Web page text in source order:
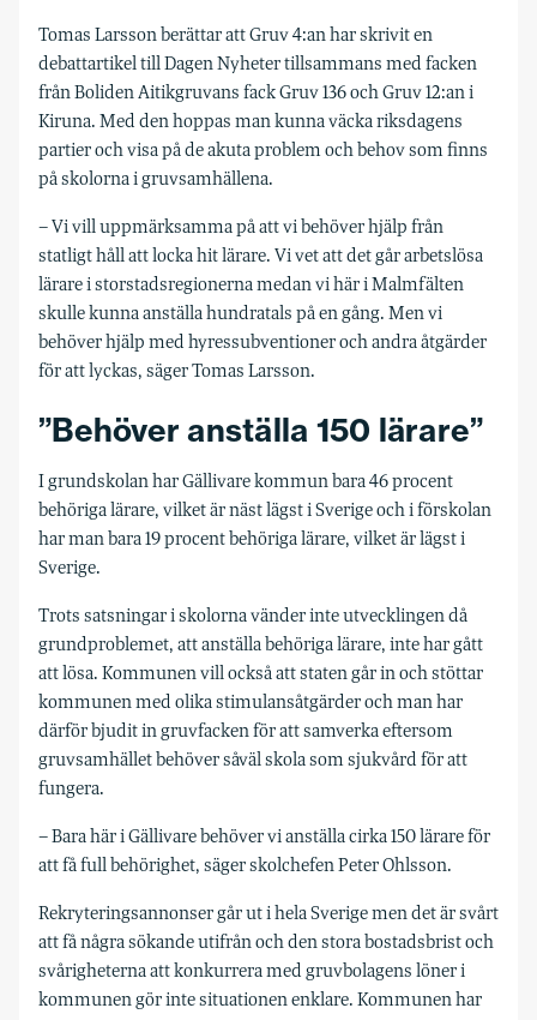
Tomas Larsson berättar att Gruv 4:an har skrivit en
debattartikel till Dagen Nyheter tillsammans med facken
från Boliden Aitikgruvans fack Gruv 136 och Gruv 12:an i
Kiruna. Med den hoppas man kunna väcka riksdagens
partier och visa på de akuta problem och behov som finns
på skolorna i gruvsamhällena.
– Vi vill uppmärksamma på att vi behöver hjälp från
statligt håll att locka hit lärare. Vi vet att det går arbetslösa
lärare i storstadsregionerna medan vi här i Malmfälten
skulle kunna anställa hundratals på en gång. Men vi
behöver hjälp med hyressubventioner och andra åtgärder
för att lyckas, säger Tomas Larsson.
”Behöver anställa 150 lärare”
I grundskolan har Gällivare kommun bara 46 procent
behöriga lärare, vilket är näst lägst i Sverige och i förskolan
har man bara 19 procent behöriga lärare, vilket är lägst i
Sverige.
Trots satsningar i skolorna vänder inte utvecklingen då
grundproblemet, att anställa behöriga lärare, inte har gått
att lösa. Kommunen vill också att staten går in och stöttar
kommunen med olika stimulansåtgärder och man har
därför bjudit in gruvfacken för att samverka eftersom
gruvsamhället behöver såväl skola som sjukvård för att
fungera.
– Bara här i Gällivare behöver vi anställa cirka 150 lärare för
att få full behörighet, säger skolchefen Peter Ohlsson.
Rekryteringsannonser går ut i hela Sverige men det är svårt
att få några sökande utifrån och den stora bostadsbrist och
svårigheterna att konkurrera med gruvbolagens löner i
kommunen gör inte situationen enklare. Kommunen har